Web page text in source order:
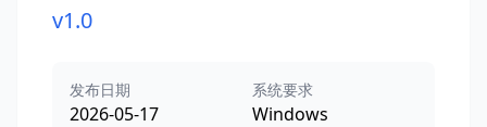
v1.0
发布日期
2026-05-17
系统要求
Windows